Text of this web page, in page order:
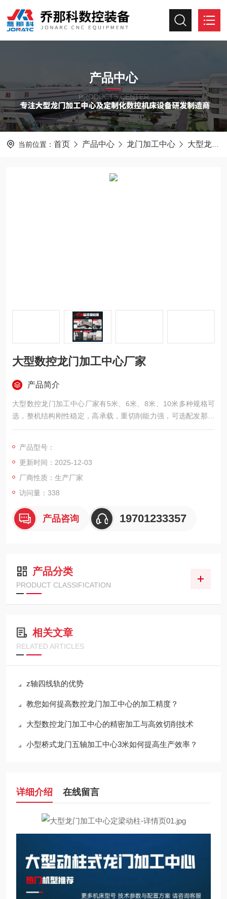
产品中心
PRODUCTS CENTER
当前位置： 首页 产品中心 龙门加工中心 大型龙门加工中心
大型数控龙门加工中心厂家
产品简介
大型数控龙门加工中心厂家有5米、6米、8米、10米多种规格可
选，整机结构刚性稳定，高承载，重切削能力强，可选配发那科
或西门子数控系统，精度保持久，Y轴行程较长，可以加工大尺
加工功能，一次装夹即可完成全部加工任务，广泛应用于汽车制
造、模具、机械设备等制造业，支持模块化选配和根据客户加工
需求进行定制服务。
产品型号：
更新时间：2025-12-03
厂商性质：生产厂家
访问量：338
产品咨询 19701233357
产品分类
PRODUCT CLASSIFICATION
相关文章
RELATED ARTICLES
z轴四线轨的优势
教您如何提高数控龙门加工中心的加工精度？
大型数控龙门加工中心的精密加工与高效切削技术
小型桥式龙门五轴加工中心3米如何提高生产效率？
详细介绍 在线留言